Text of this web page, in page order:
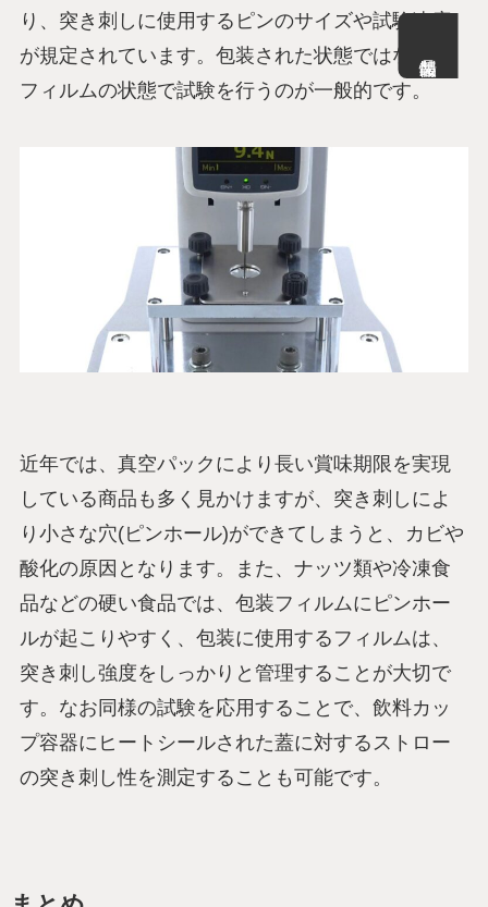
り、突き刺しに使用するピンのサイズや試験速度
が規定されています。包装された状態ではなく、
フィルムの状態で試験を行うのが一般的です。
近年では、真空パックにより長い賞味期限を実現
している商品も多く見かけますが、突き刺しによ
り小さな穴(ピンホール)ができてしまうと、カビや
酸化の原因となります。また、ナッツ類や冷凍食
品などの硬い食品では、包装フィルムにピンホー
ルが起こりやすく、包装に使用するフィルムは、
突き刺し強度をしっかりと管理することが大切で
す。なお同様の試験を応用することで、飲料カッ
プ容器にヒートシールされた蓋に対するストロー
の突き刺し性を測定することも可能です。